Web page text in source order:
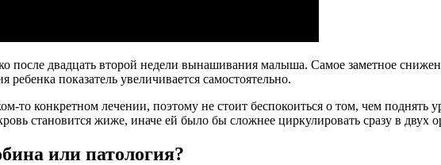
после двадцать второй недели вынашивания малыша. Самое заметное
показатель увеличивается самостоятельно.
то конкретном лечении, поэтому не стоит беспокоиться о том, чем поднять
становится жиже, иначе ей было бы сложнее циркулировать сразу в двух
или патология?